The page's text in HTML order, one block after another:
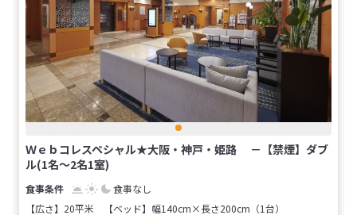
Ｗｅｂコレスペシャル★大阪・神戸・姫路 －【禁煙】ダブ
ル(1名～2名1室)
食事なし
【広さ】20平米
【ベッド】幅140cm×長さ200cm（1台）